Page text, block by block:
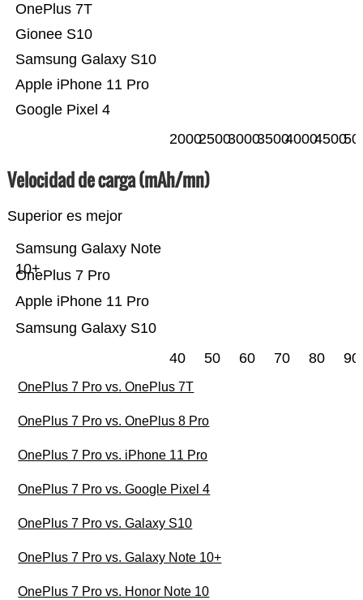
Google Pixel 4
Apple iPhone 11 Pro
Samsung Galaxy S10
Gionee S10
OnePlus 7T
200025003000350040004500
Velocidad de carga (mAh/mn)
Superior es mejor
Samsung Galaxy S10
Apple iPhone 11 Pro
OnePlus 7 Pro
Samsung Galaxy Note
10+
40 50 60 70 80 90
OnePlus 7 Pro vs. OnePlus 7T
OnePlus 7 Pro vs. OnePlus 8 Pro
OnePlus 7 Pro vs. iPhone 11 Pro
OnePlus 7 Pro vs. Google Pixel 4
OnePlus 7 Pro vs. Galaxy S10
OnePlus 7 Pro vs. Galaxy Note 10+
OnePlus 7 Pro vs. Honor Note 10